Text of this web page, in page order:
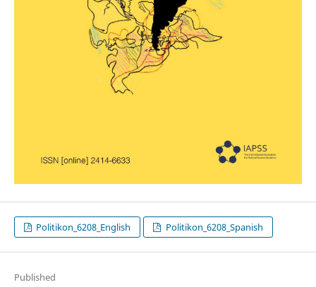
Politikon_6208_English Politikon_6208_Spanish
Published